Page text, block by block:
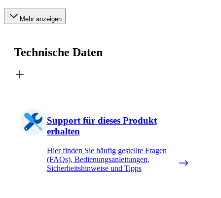
Mehr anzeigen
Technische Daten
Support für dieses Produkt
erhalten
Hier finden Sie häufig gestellte Fragen
(FAQs), Bedienungsanleitungen,
Sicherheitshinweise und Tipps